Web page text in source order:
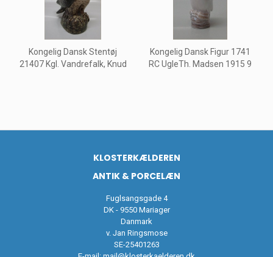
Kongelig Dansk Stentøj
21407 Kgl. Vandrefalk, Knud
Kongelig Dansk Figur 1741
RC UgleTh. Madsen 1915 9
KLOSTERKÆLDEREN
ANTIK & PORCELÆN
Fuglsangsgade 4
DK - 9550 Mariager
Danmark
v. Jan Ringsmose
SE-25401263